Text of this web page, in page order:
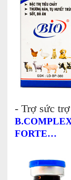
- Trợ sức
FORTE…